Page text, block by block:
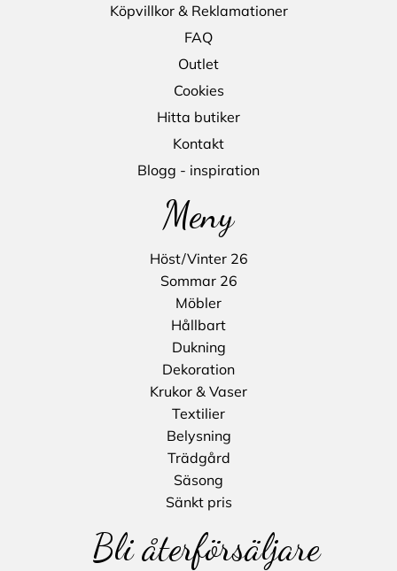
Köpvillkor & Reklamationer
FAQ
Outlet
Cookies
Hitta butiker
Kontakt
Blogg - inspiration
Meny
Höst/Vinter 26
Sommar 26
Möbler
Hållbart
Dukning
Dekoration
Krukor & Vaser
Textilier
Belysning
Trädgård
Säsong
Sänkt pris
Bli återförsäljare